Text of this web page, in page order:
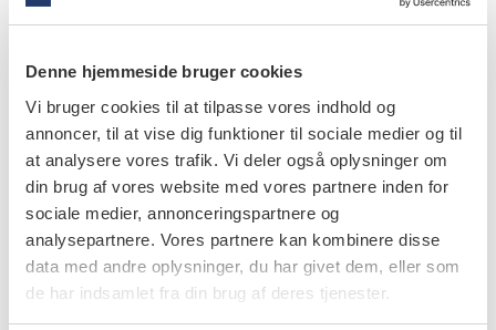
Denne hjemmeside bruger cookies
Vi bruger cookies til at tilpasse vores indhold og
annoncer, til at vise dig funktioner til sociale medier og til
at analysere vores trafik. Vi deler også oplysninger om
din brug af vores website med vores partnere inden for
sociale medier, annonceringspartnere og
analysepartnere. Vores partnere kan kombinere disse
data med andre oplysninger, du har givet dem, eller som
de har indsamlet fra din brug af deres tjenester.
Endodonti
Etik
F
Fagpolitik
Forskning
Fødevarer
I